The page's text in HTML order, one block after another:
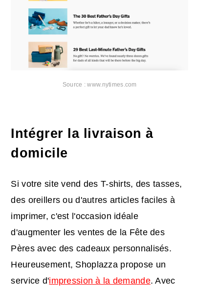
Source : www.nytimes.com
Intégrer la livraison à
domicile
Si votre site vend des T-shirts, des tasses,
des oreillers ou d'autres articles faciles à
imprimer, c'est l'occasion idéale
d'augmenter les ventes de la Fête des
Pères avec des cadeaux personnalisés.
Heureusement, Shoplazza propose un
service d'impression à la demande. Avec